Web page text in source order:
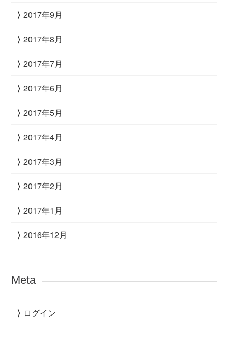
2017年9月
2017年8月
2017年7月
2017年6月
2017年5月
2017年4月
2017年3月
2017年2月
2017年1月
2016年12月
Meta
ログイン